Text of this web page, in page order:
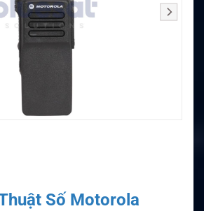
Số Motorola